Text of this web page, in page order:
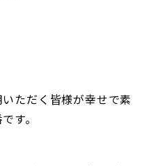
ただく皆様が幸せで素
す。